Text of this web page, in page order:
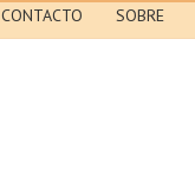
CONTACTO SOBRE